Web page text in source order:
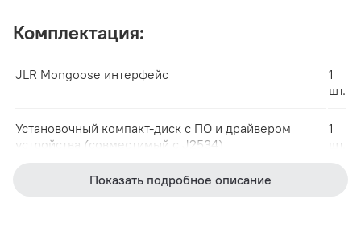
Комплектация:
JLR Mongoose интерфейс
1
шт.
Установочный компакт-диск с ПО и драйвером
устройства (совместимый с J2534)
1
шт.
Показать подробное описание